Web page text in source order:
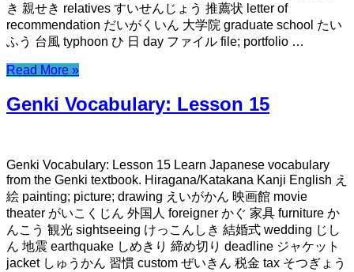
き 親せき relatives すいせんじょう 推薦状 letter of
recommendation だいがくいん 大学院 graduate school たい
ふう 台風 typhoon ひ 日 day ファイル file; portfolio …
Read More »
Genki Vocabulary: Lesson 15
Genki Vocabulary: Lesson 15 Learn Japanese vocabulary
from the Genki textbook. Hiragana/Katakana Kanji English え
絵 painting; picture; drawing えいがかん 映画館 movie
theater がいこくじん 外国人 foreigner かぐ 家具 furniture か
んこう 観光 sightseeing けっこんしき 結婚式 wedding じし
ん 地震 earthquake しめきり 締め切り deadline ジャケット
jacket しゅうかん 習慣 custom ぜいきん 税金 tax そつぎょう